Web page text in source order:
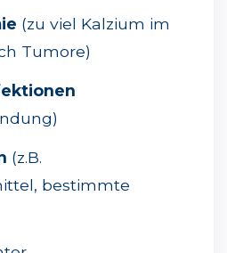
(zu viel Kalzium im
Tumore)
(z.B.
bestimmte